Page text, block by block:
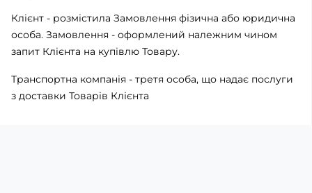
Клієнт - розмістила Замовлення фізична або юридична
особа. Замовлення - оформлений належним чином
запит Клієнта на купівлю Товару.
Транспортна компанія - третя особа, що надає послуги
з доставки Товарів Клієнта